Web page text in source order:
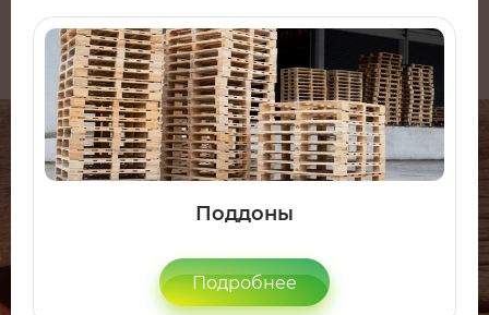
Поддоны
Подробнее